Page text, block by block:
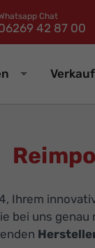
Chat
42 87 00
Ihrem
bei uns